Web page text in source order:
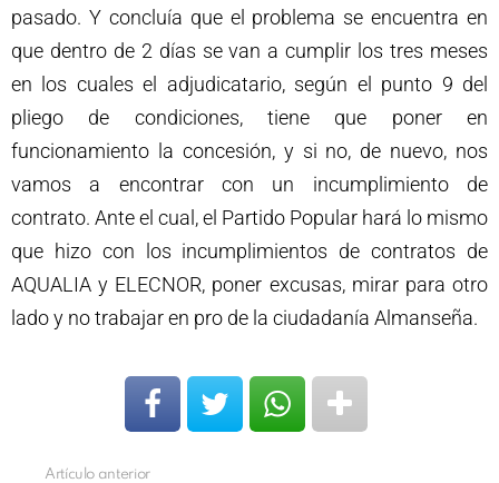
pasado. Y concluía que el problema se encuentra en
que dentro de 2 días se van a cumplir los tres meses
en los cuales el adjudicatario, según el punto 9 del
pliego de condiciones, tiene que poner en
funcionamiento la concesión, y si no, de nuevo, nos
vamos a encontrar con un incumplimiento de
contrato. Ante el cual, el Partido Popular hará lo mismo
que hizo con los incumplimientos de contratos de
AQUALIA y ELECNOR, poner excusas, mirar para otro
lado y no trabajar en pro de la ciudadanía Almanseña.
Artículo anterior